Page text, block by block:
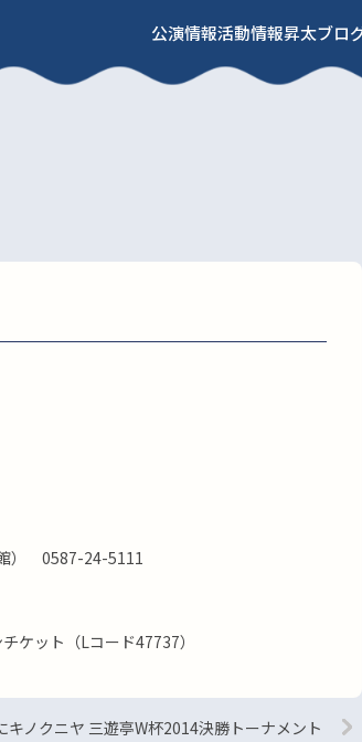
公演情報活動情報昇太ブロ
） 0587-24-5111
ケット（Lコード47737）
キノクニヤ 三遊亭W杯2014決勝トーナメント